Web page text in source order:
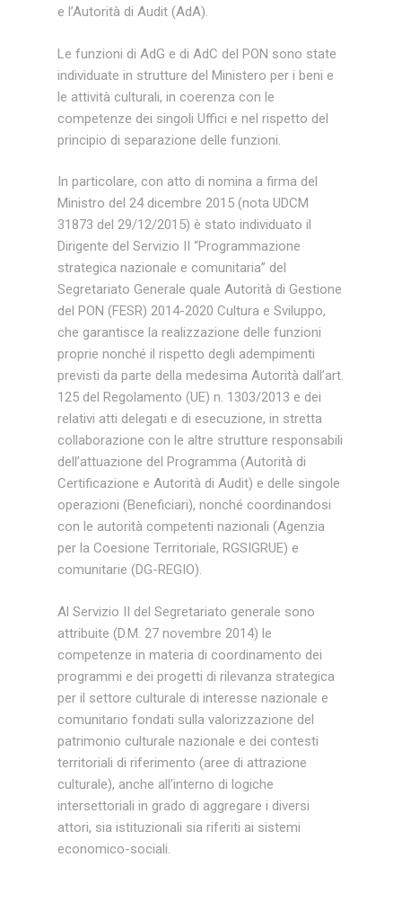
e l’Autorità di Audit (AdA).
Le funzioni di AdG e di AdC del PON sono state
individuate in strutture del Ministero per i beni e
le attività culturali, in coerenza con le
competenze dei singoli Uffici e nel rispetto del
principio di separazione delle funzioni.
In particolare, con atto di nomina a firma del
Ministro del 24 dicembre 2015 (nota UDCM
31873 del 29/12/2015) è stato individuato il
Dirigente del Servizio II “Programmazione
strategica nazionale e comunitaria” del
Segretariato Generale quale Autorità di Gestione
del PON (FESR) 2014-2020 Cultura e Sviluppo,
che garantisce la realizzazione delle funzioni
proprie nonché il rispetto degli adempimenti
previsti da parte della medesima Autorità dall’art.
125 del Regolamento (UE) n. 1303/2013 e dei
relativi atti delegati e di esecuzione, in stretta
collaborazione con le altre strutture responsabili
dell’attuazione del Programma (Autorità di
Certificazione e Autorità di Audit) e delle singole
operazioni (Beneficiari), nonché coordinandosi
con le autorità competenti nazionali (Agenzia
per la Coesione Territoriale, RGSIGRUE) e
comunitarie (DG-REGIO).
Al Servizio II del Segretariato generale sono
attribuite (D.M. 27 novembre 2014) le
competenze in materia di coordinamento dei
programmi e dei progetti di rilevanza strategica
per il settore culturale di interesse nazionale e
comunitario fondati sulla valorizzazione del
patrimonio culturale nazionale e dei contesti
territoriali di riferimento (aree di attrazione
culturale), anche all’interno di logiche
intersettoriali in grado di aggregare i diversi
attori, sia istituzionali sia riferiti ai sistemi
economico-sociali.